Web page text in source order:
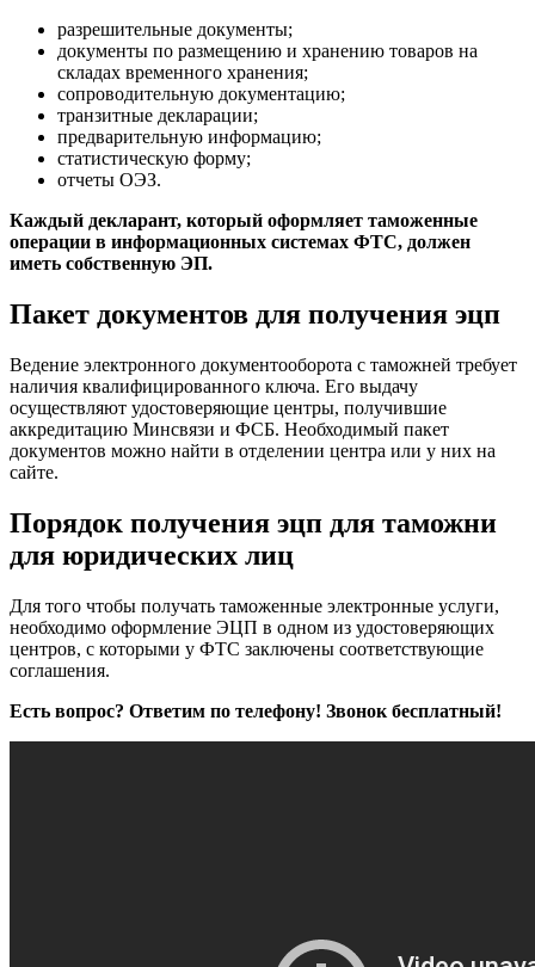
разрешительные документы;
документы по размещению и хранению товаров на
складах временного хранения;
сопроводительную документацию;
транзитные декларации;
предварительную информацию;
статистическую форму;
отчеты ОЭЗ.
Каждый декларант, который оформляет таможенные
операции в информационных системах ФТС, должен
иметь собственную ЭП.
Пакет документов для получения эцп
Ведение электронного документооборота с таможней требует
наличия квалифицированного ключа. Его выдачу
осуществляют удостоверяющие центры, получившие
аккредитацию Минсвязи и ФСБ. Необходимый пакет
документов можно найти в отделении центра или у них на
сайте.
Порядок получения эцп для таможни
для юридических лиц
Для того чтобы получать таможенные электронные услуги,
необходимо оформление ЭЦП в одном из удостоверяющих
центров, с которыми у ФТС заключены соответствующие
соглашения.
Есть вопрос? Ответим по телефону! Звонок бесплатный!